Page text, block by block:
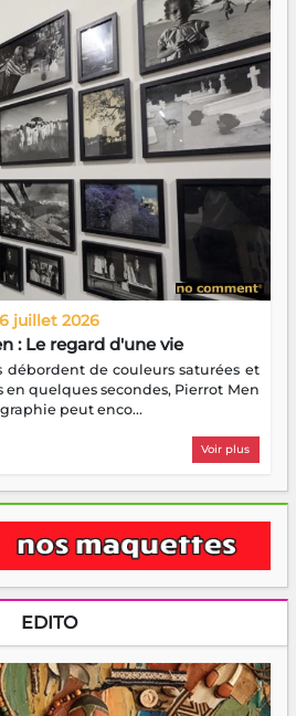
6 juillet 2026
: Le regard d'une vie
débordent de couleurs saturées et
en quelques secondes, Pierrot Men
peut enco...
Voir plus
EDITO